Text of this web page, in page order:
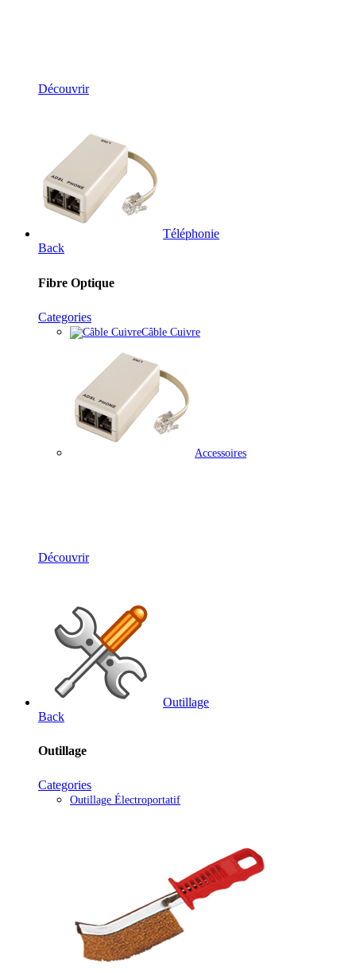
Découvrir
Téléphonie
Back
Fibre Optique
Categories
Câble Cuivre
Accessoires
Découvrir
Outillage
Back
Outillage
Categories
Outillage Électroportatif